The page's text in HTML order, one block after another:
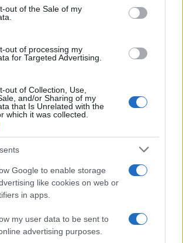
gather and store information including but
visit or usage behaviour. You may click to
to Google and its third-party tags to
out of the Sale of my
out of processing my
for Targeted Advertising.
out of Collection, Use,
and/or Sharing of my
that Is Unrelated with the
which it was collected.
Google to enable storage
like cookies on web or
in apps.
my user data to be sent to
advertising purposes.